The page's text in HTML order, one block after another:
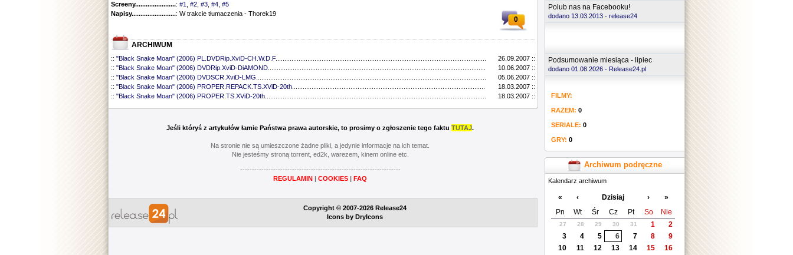
Polub nas na Facebooku!
dodano 13.03.2013 - release24
Podsumowanie miesiąca - lipiec
dodano 01.08.2026 - Release24.pl
FILMY:
RAZEM: 0
SERIALE: 0
GRY: 0
Archiwum podręczne
Kalendarz archiwum
« ‹ Dzisiaj ›
»
Pn
Wt Śr Cz Pt So Nie
27 28 29 30 31 1
2
3
4 5 6 7 8
9
10
11 12 13 14 15
16
Screeny...........................................
: #1 #2 #3 #4 #5
Napisy............................................: W trakcie tłumaczenia - Thorek19
0
ARCHIWUM
:: "Black Snake Moan" (2006) PL.DVDRip.XviD-CH.W.D.F..................................................................................................................................26.09.2007 ::
:: "Black Snake Moan" (2006) DVDRip.XviD-DiAMOND
10.06.2007 ::
:: "Black Snake Moan" (2006) DVDSCR.XviD-LMG
05.06.2007 ::
:: "Black Snake Moan" (2006) PROPER.REPACK.TS.XViD-20th ..................................................................................................................................
18.03.2007 ::
:: "Black Snake Moan" (2006) PROPER.TS.XViD-20th 18.03.2007 ::
Jeśli któryś z artykułów łamie Państwa prawa autorskie, to prosimy o zgłoszenie tego faktu TUTAJ.
Na stronie nie są umieszczone żadne pliki, a jedynie informacje na ich temat.
Nie jesteśmy stroną torrent, ed2k, warezem, kinem online etc.
--------------------------------------------------------------------
REGULAMIN
COOKIES FAQ
Copyright © 2007-2026 Release24
Icons by DryIcons